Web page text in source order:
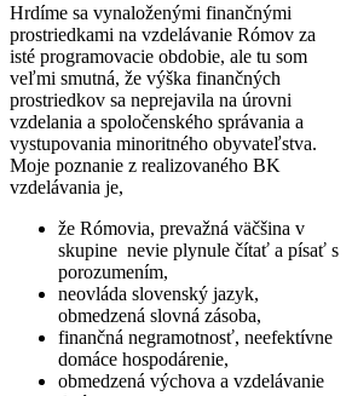
Hrdíme sa vynaloženými finančnými
prostriedkami na vzdelávanie Rómov za
isté programovacie obdobie, ale tu som
veľmi smutná, že výška finančných
prostriedkov sa neprejavila na úrovni
vzdelania a spoločenského správania a
vystupovania minoritného obyvateľstva.
Moje poznanie z realizovaného BK
vzdelávania je,
že Rómovia, prevažná väčšina v
skupine nevie plynule čítať a písať s
porozumením,
neovláda slovenský jazyk,
obmedzená slovná zásoba,
finančná negramotnosť, neefektívne
domáce hospodárenie,
obmedzená výchova a vzdelávanie